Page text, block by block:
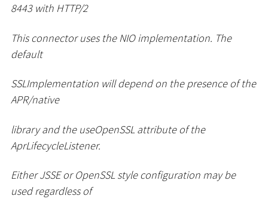
8443 with HTTP/2
This connector uses the NIO implementation. The
default
SSLImplementation will depend on the presence of the
APR/native
library and the useOpenSSL attribute of the
AprLifecycleListener.
Either JSSE or OpenSSL style configuration may be
used regardless of